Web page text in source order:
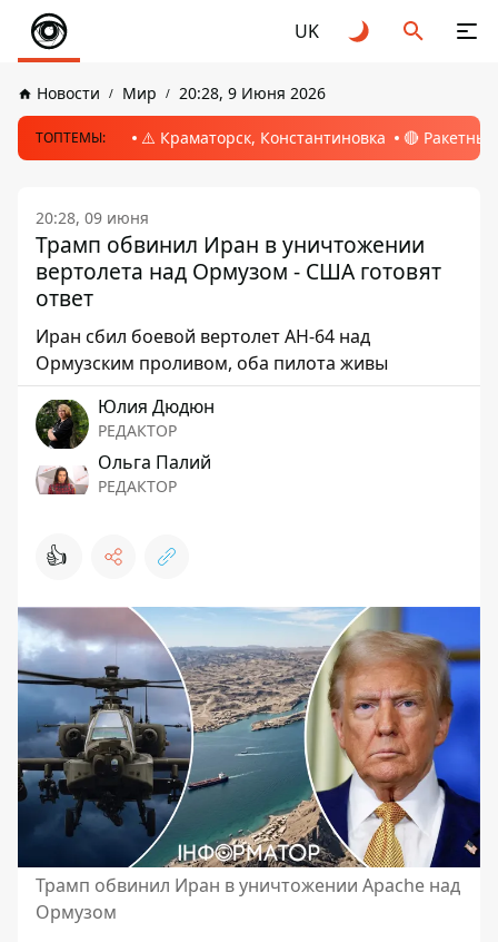
UK
Новости Мир 20:28, 9 Июня 2026
ТОПТЕМЫ: ⚠️ Краматорск, Константиновка 🔴
20:28, 09 июня
Трамп обвинил Иран в уничтожении
вертолета над Ормузом - США готовят
ответ
Иран сбил боевой вертолет AH-64 над
Ормузским проливом, оба пилота живы
Юлия Дюдюн
РЕДАКТОР
Ольга Палий
РЕДАКТОР
👍
Трамп обвинил Иран в уничтожении Apache над
Ормузом